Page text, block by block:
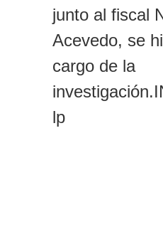
junto al fiscal
Acevedo, se
cargo de la
lp